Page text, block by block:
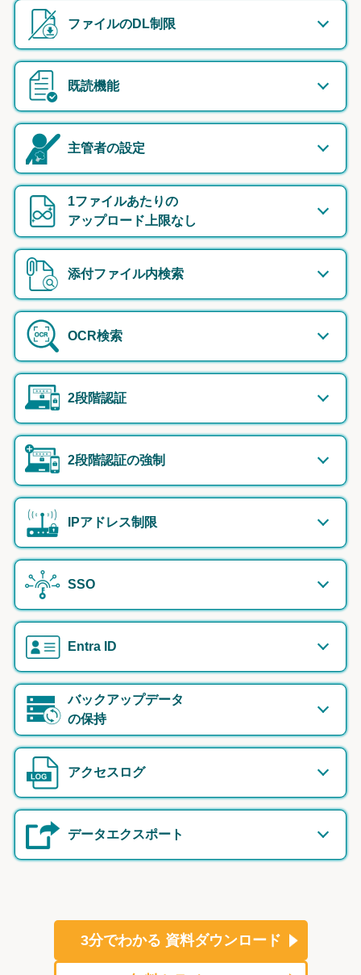
ファイルのDL制限
既読機能
主管者の設定
1ファイルあたりの
アップロード上限なし
添付ファイル内検索
OCR検索
2段階認証
2段階認証の強制
IPアドレス制限
SSO
Entra ID
バックアップデータ
の保持
アクセスログ
データエクスポート
3分でわかる 資料ダウンロード